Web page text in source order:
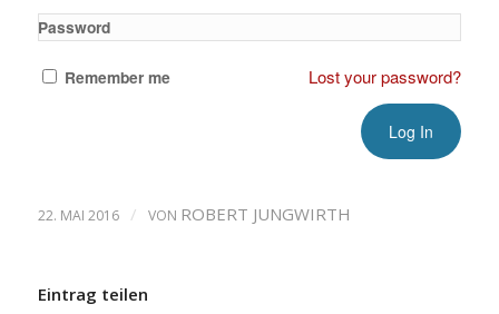
Password
Remember me Lost your password?
22. MAI 2016 / VON ROBERT JUNGWIRTH
Eintrag teilen